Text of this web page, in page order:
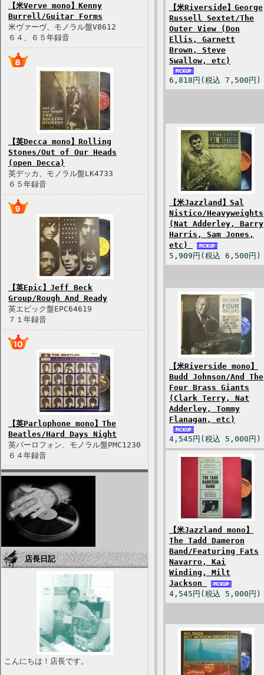
【米Verve mono】Kenny
Burrell/Guitar Forms
米ヴァーヴ、モノラル盤V8612
６４、６５年録音
【英Decca mono】Rolling
Stones/Out of Our Heads
(open Decca)
英デッカ、モノラル盤LK4733
６５年録音
【英Epic】Jeff Beck
Group/Rough And Ready
英エピック盤EPC64619
７１年録音
【英Parlophone mono】The
Beatles/Hard Days Night
英パーロフォン、モノラル盤PMC1230
６４年録音
店長日記
こんにちは！店長です。
【米Riverside】George
Russell Sextet/The
Outer View (Don
Ellis, Garnett
Brown, Steve
Swallow, etc)
6,818円(税込 7,500円)
【米Jazzland】Sal
Nistico/Heavyweights
(Nat Adderley, Barry
Harris, Sam Jones,
etc)
5,909円(税込 6,500円)
【米Riverside mono】
Budd Johnson/And The
Four Brass Giants
(Clark Terry, Nat
Adderley, Tommy
Flanagan, etc)
4,545円(税込 5,000円)
【米Jazzland mono】
The Tadd Dameron
Band/Featuring Fats
Navarro, Kai
Winding, Milt
Jackson
4,545円(税込 5,000円)